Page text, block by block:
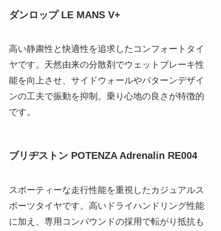
ダンロップ LE MANS V+
高い静粛性と快適性を追求したコンフォートタイ
ヤです。天然由来の分散剤でウェットブレーキ性
能を向上させ、サイドウォールやパターンデザイ
ンの工夫で振動を抑制。乗り心地の良さが特徴的
です。
ブリヂストン POTENZA Adrenalin RE004
スポーティーな走行性能を重視したカジュアルス
ポーツタイヤです。高いドライハンドリング性能
に加え、専用コンパウンドの採用で転がり抵抗も